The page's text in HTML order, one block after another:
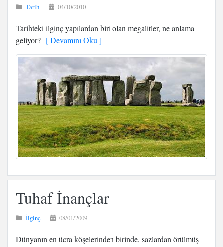
Tarih 04/10/2010
Tarihteki ilginç yapılardan biri olan megalitler, ne anlama
geliyor? [ Devamını Oku ]
Tuhaf İnançlar
İlginç 08/01/2009
Dünyanın en ücra köşelerinden birinde, sazlardan örülmüş